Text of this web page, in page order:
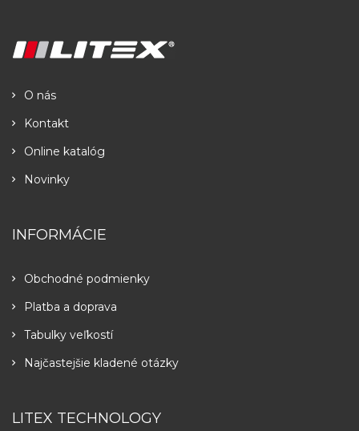
O nás
Kontakt
Online katalóg
Novinky
INFORMÁCIE
Obchodné podmienky
Platba a doprava
Tabulky veľkostí
Najčastejšie kladené otázky
LITEX TECHNOLOGY